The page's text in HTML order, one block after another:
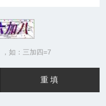
如：三加四=7